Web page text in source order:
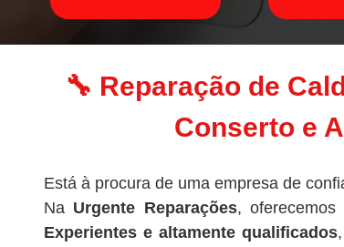
🔧 Reparação de
Conserto e
Está à procura de uma empresa de
Na Urgente Reparações, oferecemos
Experientes e altamente qualificados